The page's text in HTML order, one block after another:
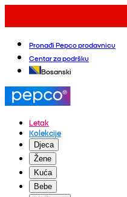
Pronađi Pepco prodavnicu
Centar za podršku
Bosanski
Letak
Kolekcije
Djeca
Žene
Kuća
Bebe